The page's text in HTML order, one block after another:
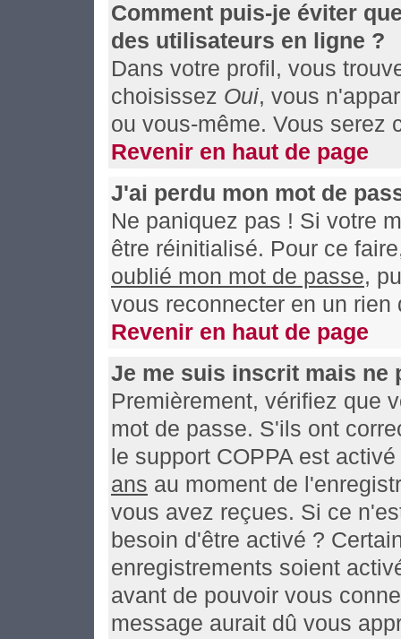
Comment puis-je éviter
des utilisateurs en ligne ?
Dans votre profil, vous
choisissez Oui, vous
ou vous-même. Vous serez
Revenir en haut de page
J'ai perdu mon mot de
Ne paniquez pas ! Si votre
être réinitialisé. Pour ce
oublié mon mot de passe,
vous reconnecter en un rien
Revenir en haut de page
Je me suis inscrit mais ne
Premièrement, vérifiez que
mot de passe. S'ils ont
le support COPPA est
ans au moment de
vous avez reçues. Si ce
besoin d'être activé ?
enregistrements soient
avant de pouvoir vous
message aurait dû vous